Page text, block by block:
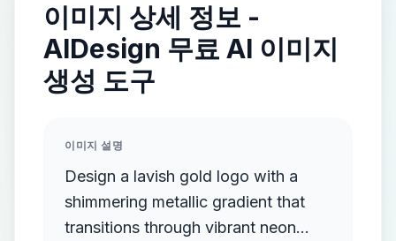
이미지 상세 정보 -
AIDesign 무료 AI 이미지
생성 도구
이미지 설명
Design a lavish gold logo with a
shimmering metallic gradient that
transitions through vibrant neon